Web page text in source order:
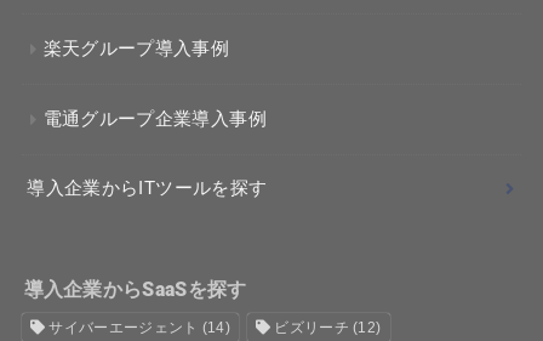
楽天グループ導入事例
電通グループ企業導入事例
導入企業からITツールを探す
導入企業からSaaSを探す
サイバーエージェント (14) ビズリーチ (12)